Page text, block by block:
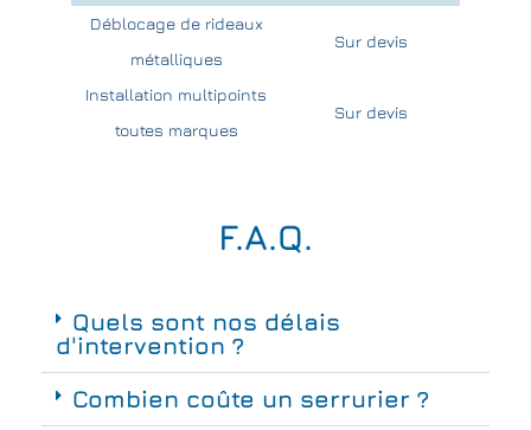
Déblocage de rideaux
métalliques
Sur devis
Installation multipoints
toutes marques
Sur devis
F.A.Q.
Quels sont nos délais
d'intervention ?
Combien coûte un serrurier ?